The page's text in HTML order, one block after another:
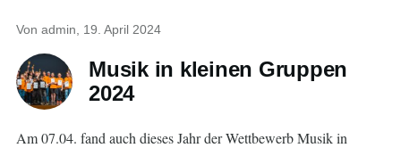
Von admin , 19. April 2024
Musik in kleinen Gruppen
2024
Am 07.04. fand auch dieses Jahr der Wettbewerb Musik in